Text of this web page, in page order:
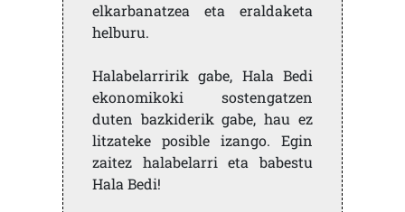
elkarbanatzea eta eraldaketa
helburu.
Halabelarririk gabe, Hala Bedi
ekonomikoki sostengatzen
duten bazkiderik gabe, hau ez
litzateke posible izango. Egin
zaitez halabelarri eta babestu
Hala Bedi!